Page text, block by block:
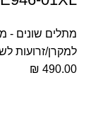
מתלים שונים -
למקרן/זרועות
₪ 490.00